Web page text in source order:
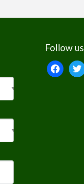
Follow us